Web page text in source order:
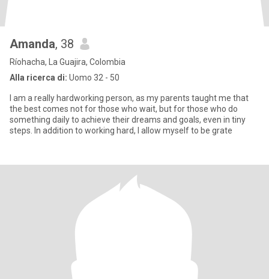
Amanda, 38
Ríohacha, La Guajira, Colombia
Alla ricerca di: Uomo 32 - 50
I am a really hardworking person, as my parents taught me that
the best comes not for those who wait, but for those who do
something daily to achieve their dreams and goals, even in tiny
steps. In addition to working hard, I allow myself to be grate